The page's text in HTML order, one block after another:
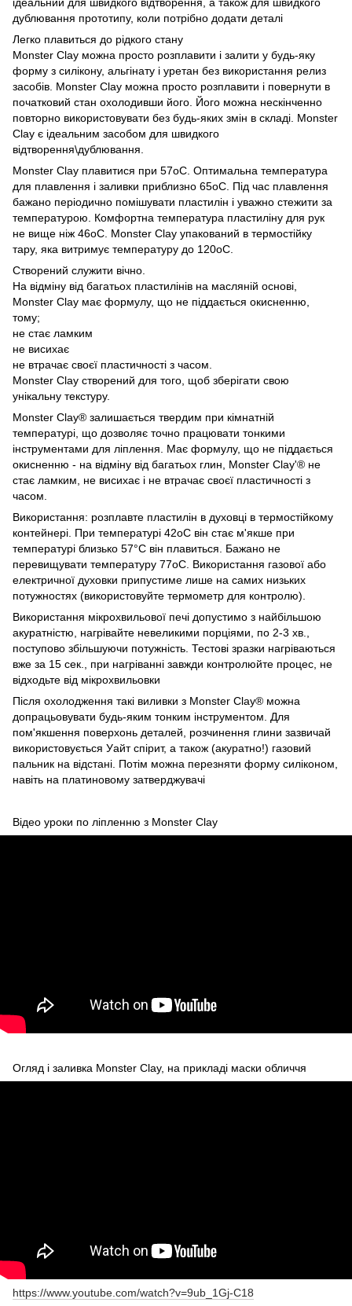
дублювання прототипу, коли потрібно додати деталі
Легко плавиться до рідкого стану
Monster Clay можна просто розплавити і залити у будь-яку
форму з силікону, альгінату і уретан без використання релиз
засобів. Monster Clay можна просто розплавити і повернути в
початковий стан охолодивши його. Його можна нескінченно
повторно використовувати без будь-яких змін в складі. Monster
Clay є ідеальним засобом для швидкого
відтворення\дублювання.
Monster Clay плавитися при 57оС. Оптимальна температура
для плавлення і заливки приблизно 65оС. Під час плавлення
бажано періодично помішувати пластилін і уважно стежити за
температурою. Комфортна температура пластиліну для рук
не вище ніж 46оС. Monster Clay упакований в термостійку
тару, яка витримує температуру до 120оС.
Створений служити вічно.
На відміну від багатьох пластилінів на масляній основі,
Monster Clay має формулу, що не піддається окисненню,
тому;
не стає ламким
не висихає
не втрачає своєї пластичності з часом.
Monster Clay створений для того, щоб зберігати свою
унікальну текстуру.
Monster Clay® залишається твердим при кімнатній
температурі, що дозволяє точно працювати тонкими
інструментами для ліплення. Має формулу, що не піддається
окисненню - на відміну від багатьох глин, Monster Clay'® не
стає ламким, не висихає і не втрачає своєї пластичності з
часом.
Використання: розплавте пластилін в духовці в термостійкому
контейнері. При температурі 42оС він стає м'якше при
температурі близько 57°С він плавиться. Бажано не
перевищувати температуру 77оС. Використання газової або
електричної духовки припустиме лише на самих низьких
потужностях (використовуйте термометр для контролю).
Використання мікрохвильової печі допустимо з найбільшою
акуратністю, нагрівайте невеликими порціями, по 2-3 хв.,
поступово збільшуючи потужність. Тестові зразки нагріваються
вже за 15 сек., при нагріванні завжди контролюйте процес, не
відходьте від мікрохвильовки
Після охолодження такі виливки з Monster Clay® можна
допрацьовувати будь-яким тонким інструментом. Для
пом'якшення поверхонь деталей, розчинення глини зазвичай
використовується Уайт спірит, а також (акуратно!) газовий
пальник на відстані. Потім можна перезняти форму силіконом,
навіть на платиновому затверджувачі
Відео уроки по ліпленню з Monster Clay
Огляд і заливка Monster Clay, на прикладі маски обличчя
https://www.youtube.com/watch?v=9ub_1Gj-C18